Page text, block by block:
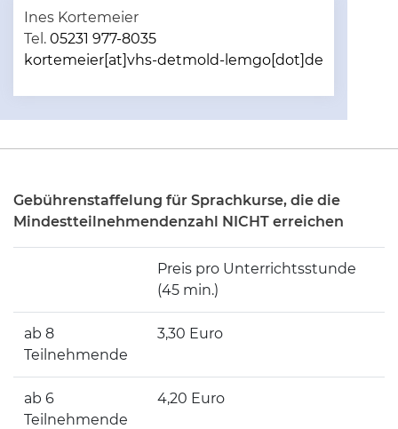
Ines Kortemeier
Tel. 05231 977-8035
kortemeier[at]vhs-detmold-lemgo[dot]de
Gebührenstaffelung für Sprachkurse, die die
Mindestteilnehmendenzahl NICHT erreichen
Preis pro Unterrichtsstunde
(45 min.)
ab 8
Teilnehmende
3,30 Euro
ab 6
Teilnehmende
4,20 Euro